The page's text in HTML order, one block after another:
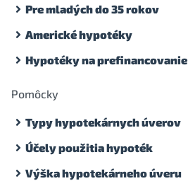
Pre mladých do 35 rokov
Americké hypotéky
Hypotéky na prefinancovanie
Pomôcky
Typy hypotekárnych úverov
Účely použitia hypoték
Výška hypotekárneho úveru